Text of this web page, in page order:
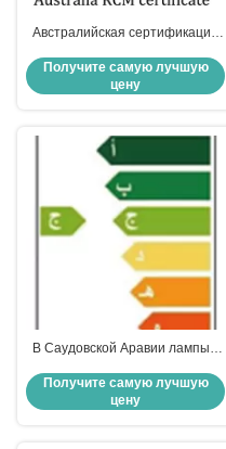
Австралийская сертификация
и сертификат
Получите самую лучшую
цену
В Саудовской Аравии лампы с
12000 мм должны получить
сертификацию
Получите самую лучшую
цену